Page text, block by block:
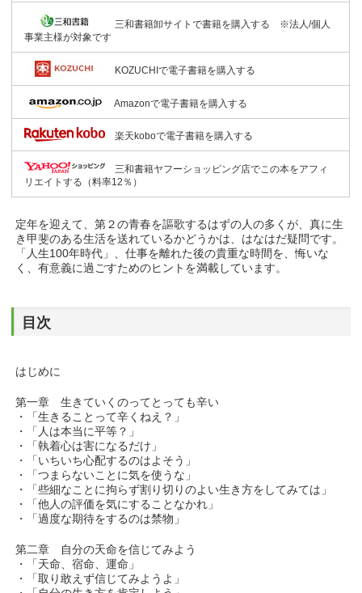
三和書籍卸サイトで書籍を購入する ※法人/個人
事業主様が対象です
KOZUCHIで電子書籍を購入する
Amazonで電子書籍を購入する
楽天koboで電子書籍を購入する
三和書籍ヤフーショッピング店でこの本をアフィ
リエイトする（料率12％）
定年を迎えて、第２の青春を謳歌するはずの人の多くが、真に生
き甲斐のある生活を送れているかどうかは、はなはだ疑問です。
「人生100年時代」、仕事を離れた後の貴重な時間を、悔いな
く、有意義に過ごすためのヒントを満載しています。
目次
はじめに
第一章 生きていくのってとっても辛い
・「生きることって辛くねえ？」
・「人は本当に平等？」
・「執着心は害になるだけ」
・「いちいち心配するのはよそう」
・「つまらないことに気を使うな」
・「些細なことに拘らず割り切りのよい生き方をしてみては」
・「他人の評価を気にすることなかれ」
・「過度な期待をするのは禁物」
第二章 自分の天命を信じてみよう
・「天命、宿命、運命」
・「取り敢えず信じてみようよ」